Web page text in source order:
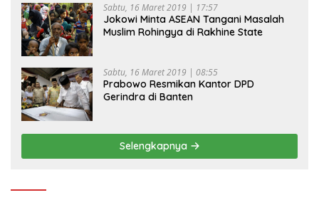
Sabtu, 16 Maret 2019 | 17:57
Jokowi Minta ASEAN Tangani Masalah
Muslim Rohingya di Rakhine State
Sabtu, 16 Maret 2019 | 08:55
Prabowo Resmikan Kantor DPD
Gerindra di Banten
Selengkapnya